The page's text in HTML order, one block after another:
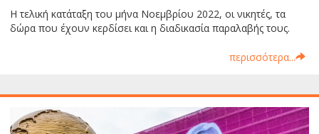
Η τελική κατάταξη του μήνα Νοεμβρίου 2022, οι νικητές, τα
δώρα που έχουν κερδίσει και η διαδικασία παραλαβής τους.
περισσότερα...